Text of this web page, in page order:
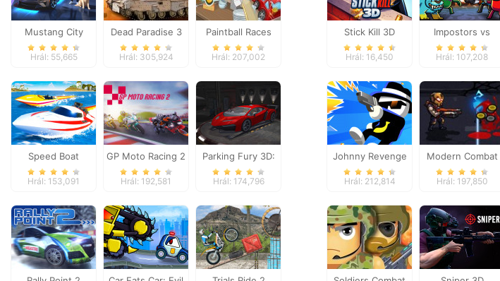
Mustang City
Driver
Hrál: 55,665
Dead Paradise 3
Hrál: 305,924
Paintball Races
Hrál: 207,002
Speed Boat
Extreme Racing
Hrál: 153,091
GP Moto Racing 2
Hrál: 192,581
Parking Fury 3D:
Night Thief
Hrál: 174,796
Stick Kill 3D
Hrál: 16,450
Impostors vs
Zombies: Survival
Hrál: 107,208
Johnny Revenge
Hrál: 212,814
Modern Combat
Defense
Hrál: 197,850